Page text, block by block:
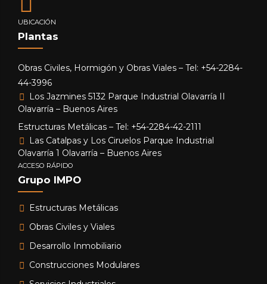
UBICACIÓN
Plantas
Obras Civiles, Hormigón y Obras Viales – Tel: +54-2284-
44-3996
Los Jazmines 5132 Parque Industrial Olavarría II
Olavarría – Buenos Aires
Estructuras Metálicas – Tel: +54-2284-42-2111
Las Catalpas y Los Ciruelos Parque Industrial
Olavarría 1 Olavarría – Buenos Aires
ACCESO RÁPIDO
Grupo IMPO
Estructuras Metálicas
Obras Civiles y Viales
Desarrollo Inmobiliario
Construcciones Modulares